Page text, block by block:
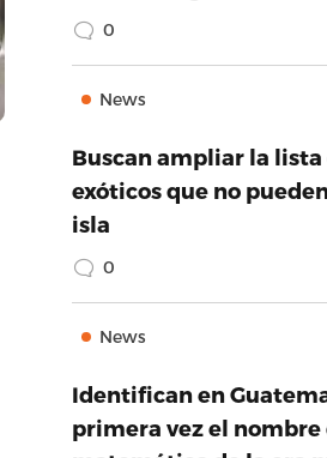
0
News
Buscan ampliar la
exóticos que no
isla
0
News
Identifican en
primera vez el nombre